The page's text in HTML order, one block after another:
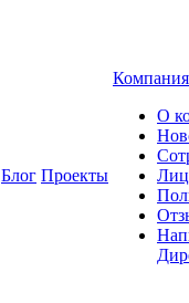
Блог Проекты
Компания
О